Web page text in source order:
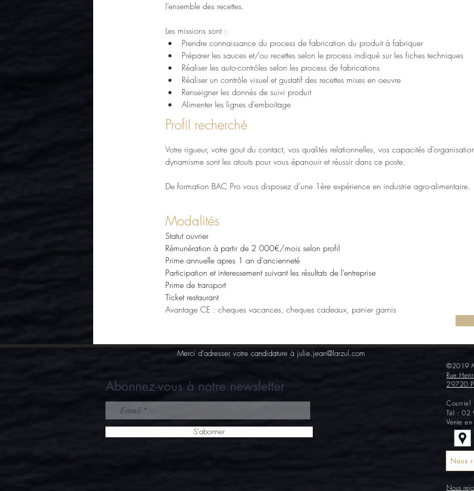
l’ensemble des recettes.
Les missions sont :
Prendre connaissance du process de fabrication du produit à fabriquer
Préparer les sauces et/ou recettes selon le process indiqué sur les fiches techniques
Réaliser les auto-contrôles selon les process de fabrications
Réaliser un contrôle visuel et gustatif des recettes mises en oeuvre
Renseigner les donnés de suivi produit
Alimenter les lignes d’emboitage
Profil recherché
Votre rigueur, votre gout du contact, vos qualités relationnelles, vos capacités
dynamisme sont les atouts pour vous épanouir et réussir dans ce poste.
De formation BAC Pro vous disposez d’une 1ère expérience en industrie agro-alimentaire.
Modalités
Statut ouvrier
Rémunération à partir de 2 000€/mois selon profil
Prime annuelle apres 1 an d’ancienneté
Participation et interessement suivant les résultats de l’entreprise
Prime de transport
Ticket restaurant
Avantage CE : cheques vacances, cheques cadeaux, panier garnis
Merci d'adresser votre candidature à julie.jean@larzul.com
Abonnez-vous à notre newsletter
S'abonner
©2019
Rue
29720
Courriel
Tél :02
Vente
Nous
Nous